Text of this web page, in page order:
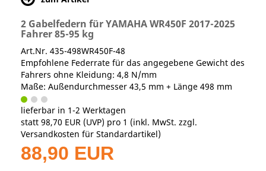
2 Gabelfedern für YAMAHA WR450F 2017-2025
Fahrer 85-95 kg
Art.Nr. 435-498WR450F-48
Empfohlene Federrate für das angegebene Gewicht des
Fahrers ohne Kleidung: 4,8 N/mm
Maße: Außendurchmesser 43,5 mm + Länge 498 mm
lieferbar in 1-2 Werktagen
statt 98,70 EUR (UVP) pro 1 (inkl. MwSt. zzgl.
Versandkosten für Standardartikel)
88,90 EUR